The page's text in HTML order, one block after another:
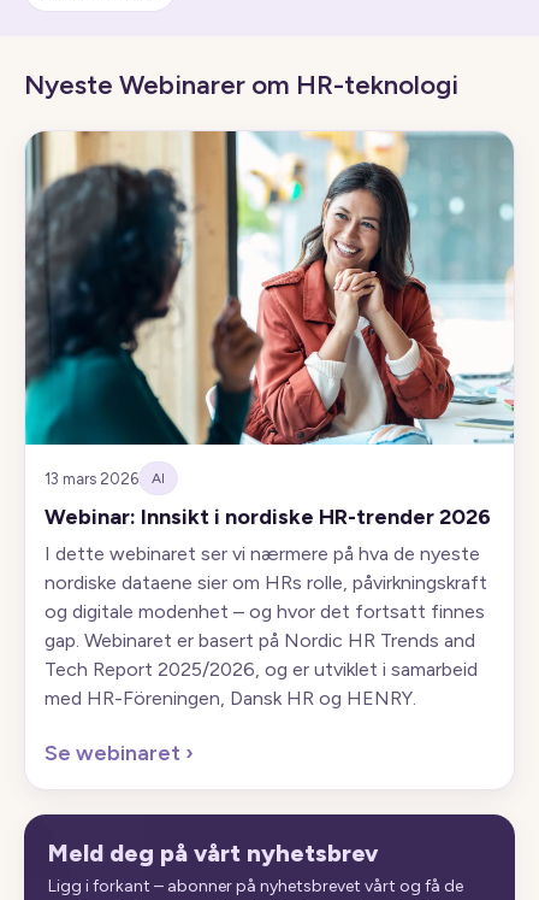
Nyeste Webinarer om HR-teknologi
13 mars 2026 AI
Webinar: Innsikt i nordiske HR-trender 2026
I dette webinaret ser vi nærmere på hva de nyeste
nordiske dataene sier om HRs rolle, påvirkningskraft
og digitale modenhet – og hvor det fortsatt finnes
gap. Webinaret er basert på Nordic HR Trends and
Tech Report 2025/2026, og er utviklet i samarbeid
med HR-Föreningen, Dansk HR og HENRY.
Se webinaret ›
Meld deg på vårt nyhetsbrev
Ligg i forkant – abonner på nyhetsbrevet vårt og få de